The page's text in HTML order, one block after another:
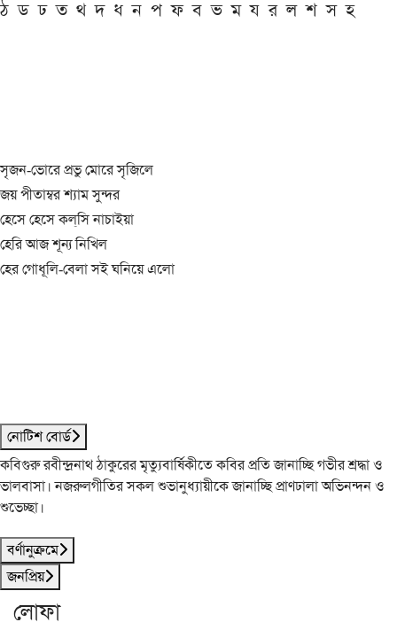
ঠ ড ঢ ত থ দ ধ ন প ফ ব ভ ম য র ল শ স হ
সৃজন-ভোরে প্রভু মোরে সৃজিলে
জয় পীতাম্বর শ্যাম সুন্দর
হেসে হেসে কল্‌সি নাচাইয়া
হেরি আজ শূন্য নিখিল
হের গোধূলি-বেলা সই ঘনিয়ে এলো
নোটিশ বোর্ড
কবিগুরু রবীন্দ্রনাথ ঠাকুরের মৃত্যুবার্ষিকীতে কবির প্রতি জানাচ্ছি গভীর শ্রদ্ধা ও
ভালবাসা। নজরুলগীতির সকল শুভানুধ্যায়ীকে জানাচ্ছি প্রাণঢালা অভিনন্দন ও
শুভেচ্ছা।
বর্ণানুক্রমে
জনপ্রিয়
লোফা